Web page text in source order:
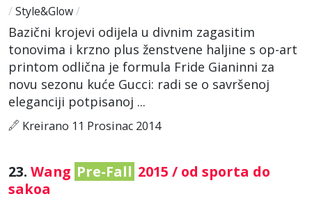
/ Style&Glow/
Bazični krojevi odijela u divnim zagasitim
tonovima i krzno plus ženstvene haljine s op-art
printom odlična je formula Fride Gianinni za
novu sezonu kuće Gucci: radi se o savršenoj
eleganciji potpisanoj ...
Kreirano 11 Prosinac 2014
23. Wang Pre-Fall 2015 / od sporta do
sakoa